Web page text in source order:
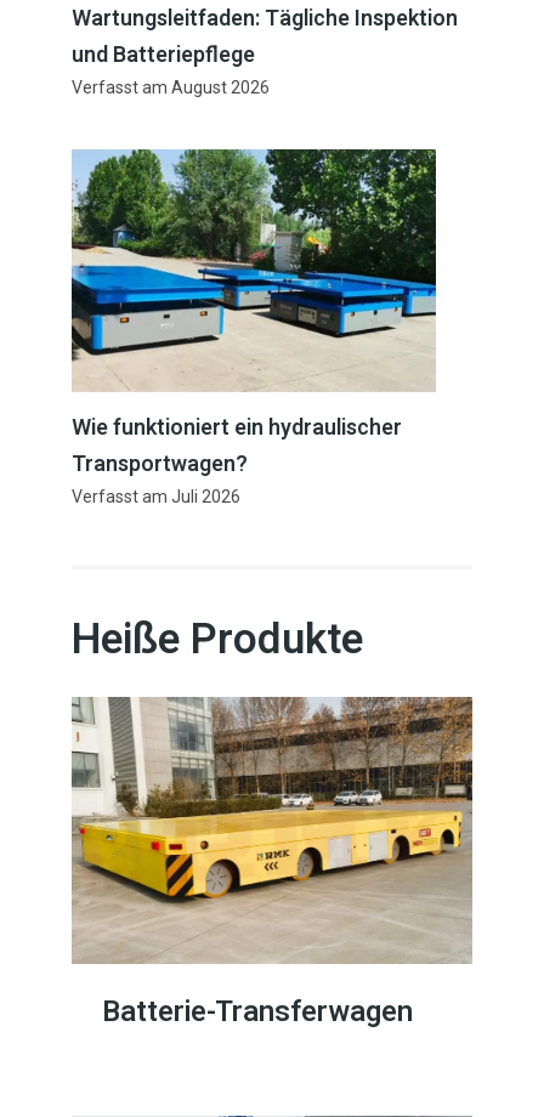
Wartungsleitfaden: Tägliche Inspektion
und Batteriepflege
Verfasst am August 2026
Wie funktioniert ein hydraulischer
Transportwagen?
Verfasst am Juli 2026
Heiße Produkte
Batterie-Transferwagen